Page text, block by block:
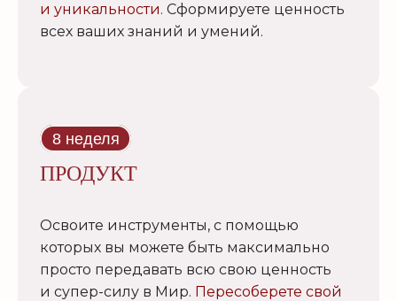
и уникальности. Сформируете ценность
всех ваших знаний и умений.
8 неделя
ПРОДУКТ
Освоите инструменты, с помощью
которых вы можете быть максимально
просто передавать всю свою ценность
и супер-силу в Мир. Пересоберете свой